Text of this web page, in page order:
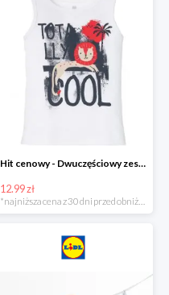
Hit cenowy - Dwuczęściowy zestaw chłopięcy
12.99 zł
*najniższa cena z 30 dni przed obniżką